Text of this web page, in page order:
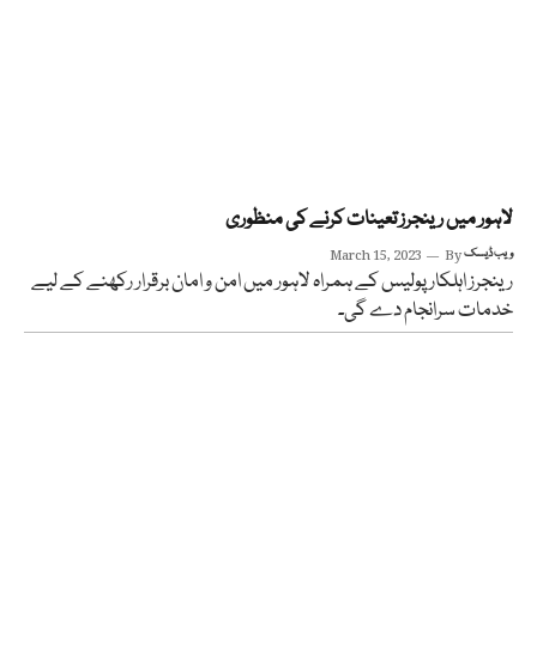
لاہور میں رینجرز تعینات کرنے کی منظوری
March 15, 2023 Byویب ڈیسک
رینجرز اہلکار پولیس کے ہمراہ لاہور میں امن و امان برقرار رکھنے کے لیے
خدمات سرانجام دے گی۔